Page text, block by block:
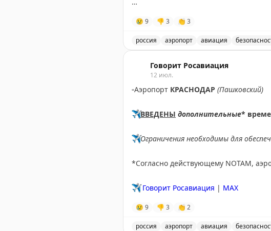
😢 9 👎 3 👏 3
россия аэропорт авиация
Говорит Росавиация
12 июл.
▫️Аэропорт КРАСНОДАР (Пашковский)
✈️ВВЕДЕНЫ дополнительные*
✈️Ограничения необходимы для
*Согласно действующему NOTAM,
✈️ Говорит Росавиация | MAX
😢 9 👎 3 👏 2
россия аэропорт авиация